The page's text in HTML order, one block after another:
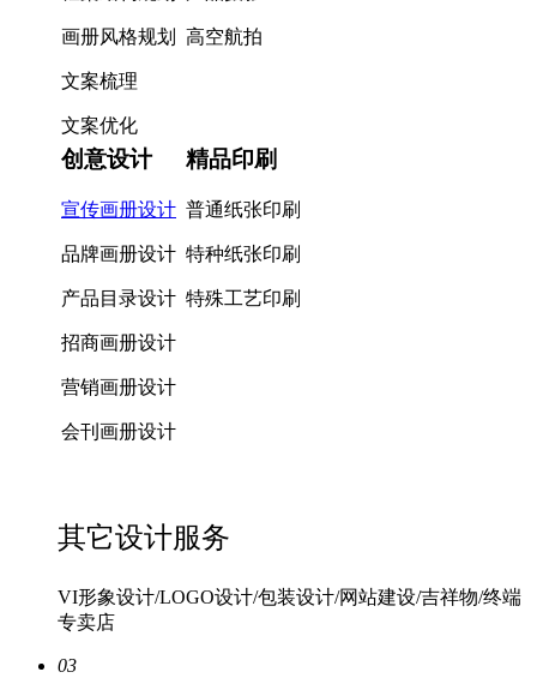
画册风格规划
文案梳理
文案优化
高空航拍
创意设计
宣传画册设计
品牌画册设计
产品目录设计
招商画册设计
营销画册设计
会刊画册设计
精品印刷
普通纸张印刷
特种纸张印刷
特殊工艺印刷
其它设计服务
VI形象设计/LOGO设计/包装设计/网站建设/吉祥物/终端
专卖店
03